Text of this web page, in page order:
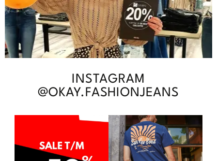
INSTAGRAM
@OKAY.FASHIONJEANS